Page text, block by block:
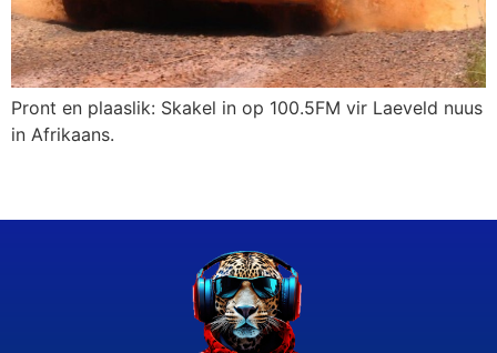
Pront en plaaslik: Skakel in op 100.5FM vir Laeveld nuus
in Afrikaans.